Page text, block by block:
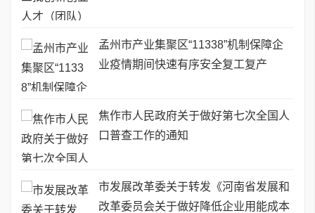
孟州市产业集聚区“11338”机制保障企
业疫情期间快速有序安全复工复产
焦作市人民政府关于做好第七次全国人
口普查工作的通知
市发展改革委关于转发《河南省发展和
改革委员会关于做好降低企业用能成本